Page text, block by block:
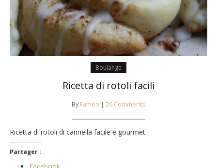
Boulange
Ricetta di rotoli facili
By Famoh | 26 Comments
Ricetta di rotoli di cannella facile e gourmet.
Partager :
Facebook